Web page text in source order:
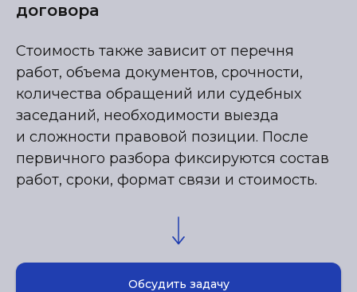
договора
Стоимость также зависит от перечня
работ, объема документов, срочности,
количества обращений или судебных
заседаний, необходимости выезда
и сложности правовой позиции. После
первичного разбора фиксируются состав
работ, сроки, формат связи и стоимость.
Обсудить задачу